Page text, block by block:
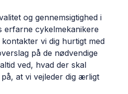
og gennemsigtighed i
erfarne cykelmekanikere
vi dig hurtigt med
på de nødvendige
ved, hvad der skal
at vi vejleder dig ærligt